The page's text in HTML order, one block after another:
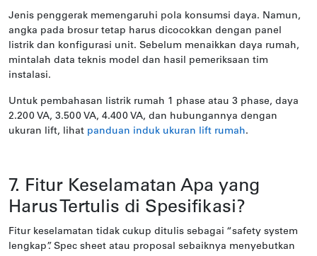
Jenis penggerak memengaruhi pola konsumsi daya. Namun,
angka pada brosur tetap harus dicocokkan dengan panel
listrik dan konfigurasi unit. Sebelum menaikkan daya rumah,
mintalah data teknis model dan hasil pemeriksaan tim
instalasi.
Untuk pembahasan listrik rumah 1 phase atau 3 phase, daya
2.200 VA, 3.500 VA, 4.400 VA, dan hubungannya dengan
ukuran lift, lihat panduan induk ukuran lift rumah.
7. Fitur Keselamatan Apa yang
Harus Tertulis di Spesifikasi?
Fitur keselamatan tidak cukup ditulis sebagai “safety system
lengkap”. Spec sheet atau proposal sebaiknya menyebutkan